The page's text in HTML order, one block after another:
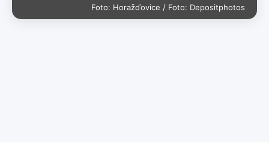
Foto: Horažďovice / Foto: Depositphotos